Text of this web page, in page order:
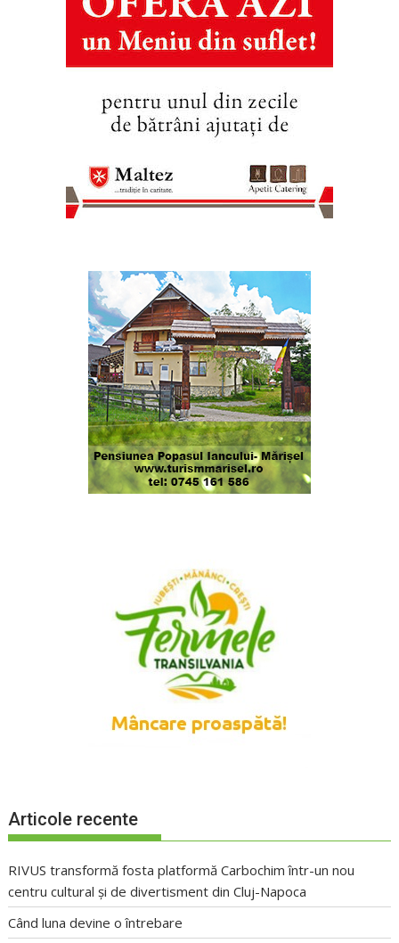
Articole recente
RIVUS transformă fosta platformă Carbochim într-un nou
centru cultural și de divertisment din Cluj-Napoca
Când luna devine o întrebare